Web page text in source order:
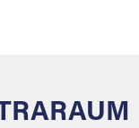
Sie haben.